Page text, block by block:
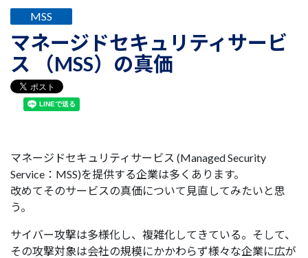
MSS
マネージドセキュリティサービ
ス （MSS）の真価
マネージドセキュリティサービス (Managed Security
Service：MSS)を提供する企業は多くあります。
改めてそのサービスの真価について見直してみたいと思
う。
サイバー攻撃は多様化し、複雑化してきている。そして、
その攻撃対象は会社の規模にかかわらず様々な企業に広が